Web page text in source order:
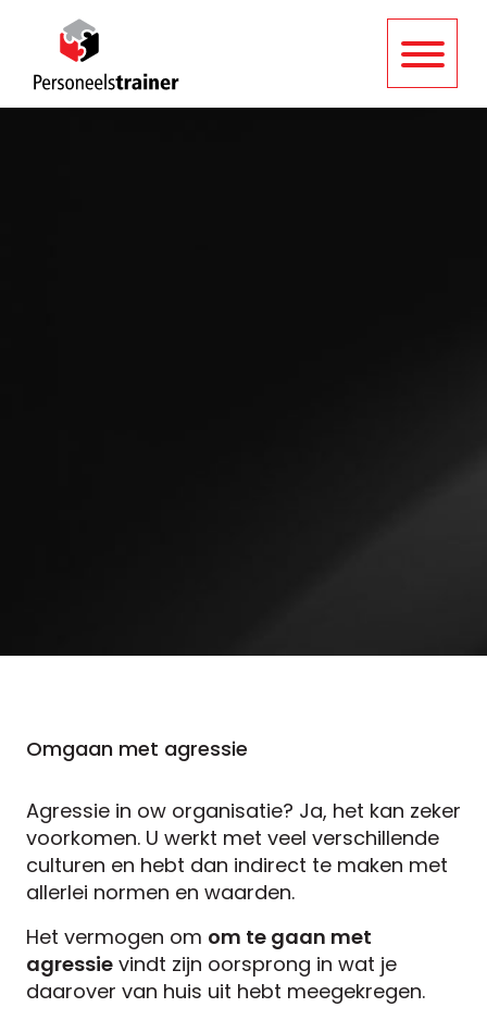
Omgaan met agressie
Agressie in ow organisatie? Ja, het kan zeker
voorkomen. U werkt met veel verschillende
culturen en hebt dan indirect te maken met
allerlei normen en waarden.
Het vermogen om om te gaan met
agressie vindt zijn oorsprong in wat je
daarover van huis uit hebt meegekregen.